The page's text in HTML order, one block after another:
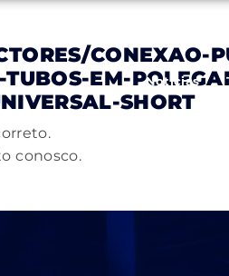
Notícias
CONEXAO-
EM-
SHORT
conosco.